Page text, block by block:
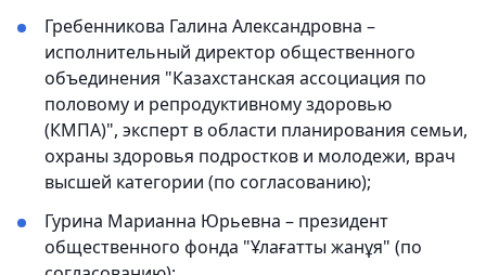
Гребенникова Галина Александровна –
исполнительный директор общественного
объединения "Казахстанская ассоциация по
половому и репродуктивному здоровью
(КМПА)", эксперт в области планирования семьи,
охраны здоровья подростков и молодежи, врач
высшей категории (по согласованию);
Гурина Марианна Юрьевна – президент
общественного фонда "Ұлағатты жанұя" (по